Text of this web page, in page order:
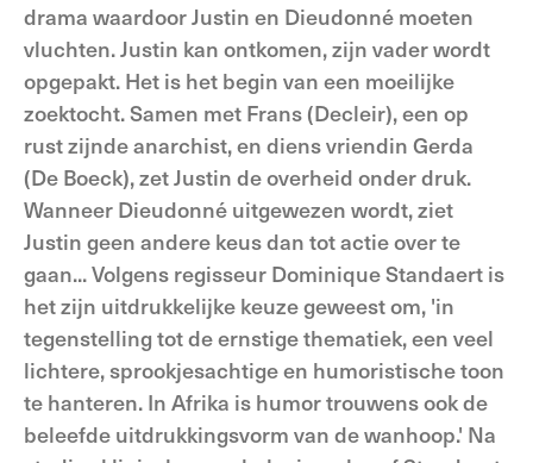
drama waardoor Justin en Dieudonné moeten
vluchten. Justin kan ontkomen, zijn vader wordt
opgepakt. Het is het begin van een moeilijke
zoektocht. Samen met Frans (Decleir), een op
rust zijnde anarchist, en diens vriendin Gerda
(De Boeck), zet Justin de overheid onder druk.
Wanneer Dieudonné uitgewezen wordt, ziet
Justin geen andere keus dan tot actie over te
gaan... Volgens regisseur Dominique Standaert is
het zijn uitdrukkelijke keuze geweest om, 'in
tegenstelling tot de ernstige thematiek, een veel
lichtere, sprookjesachtige en humoristische toon
te hanteren. In Afrika is humor trouwens ook de
beleefde uitdrukkingsvorm van de wanhoop.' Na